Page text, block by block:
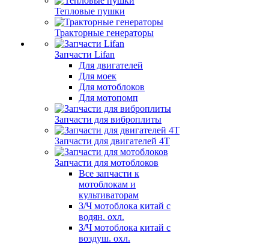
Тепловые пушки
Тракторные генераторы
Запчасти Lifan
Для двигателей
Для моек
Для мотоблоков
Для мотопомп
Запчасти для виброплиты
Запчасти для двигателей 4Т
Запчасти для мотоблоков
Все запчасти к
мотоблокам и
культиваторам
З/Ч мотоблока китай с
водян. охл.
З/Ч мотоблока китай с
воздуш. охл.